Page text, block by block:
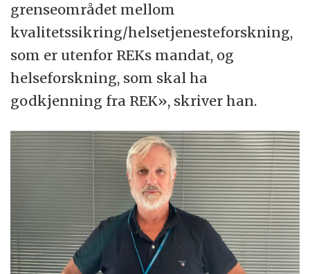
grenseområdet mellom
kvalitetssikring/helsetjenesteforskning,
som er utenfor REKs mandat, og
helseforskning, som skal ha
godkjenning fra REK», skriver han.